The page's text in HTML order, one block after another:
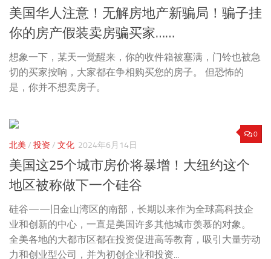
美国华人注意！无解房地产新骗局！骗子挂
你的房产假装卖房骗买家……
想象一下，某天一觉醒来，你的收件箱被塞满，门铃也被急
切的买家按响，大家都在争相购买您的房子。 但恐怖的
是，你并不想卖房子。
0
北美 / 投资 / 文化 2024年6月14日
美国这25个城市房价将暴增！大纽约这个
地区被称做下一个硅谷
硅谷——旧金山湾区的南部，长期以来作为全球高科技企
业和创新的中心，一直是美国许多其他城市羡慕的对象。
全美各地的大都市区都在投资促进高等教育，吸引大量劳动
力和创业型公司，并为初创企业和投资...